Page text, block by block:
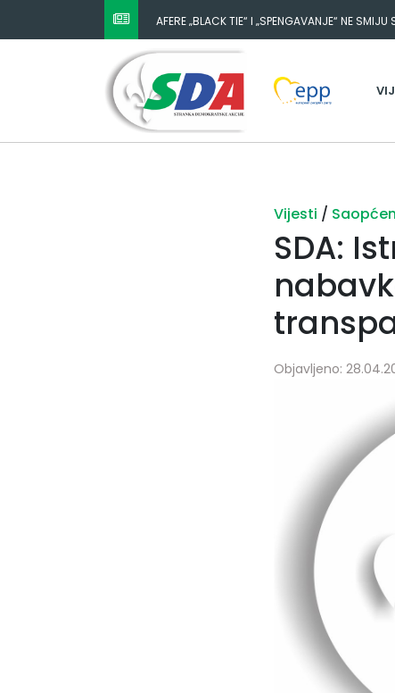
AFERE „BLACK TIE“ I „SPENGAVANJE“ NE SMIJU
Vijesti /
SDA:
Objavljeno: